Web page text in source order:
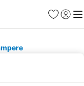
Suosikit